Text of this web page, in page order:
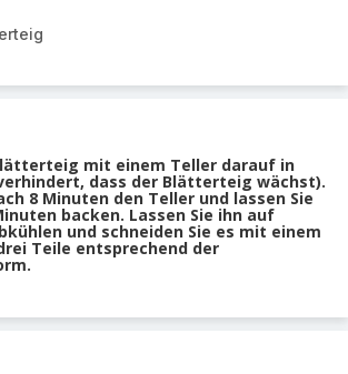
mit einem Teller darauf in
dass der Blätterteig wächst).
8 Minuten den Teller und lassen Sie
backen. Lassen Sie ihn auf
und schneiden Sie es mit einem
Teile entsprechend der